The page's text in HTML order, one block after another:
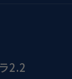
2.2